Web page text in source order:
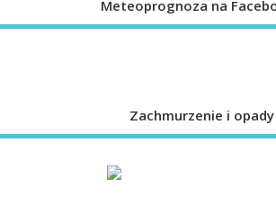
Meteoprognoza na
Zachmurzenie i opady